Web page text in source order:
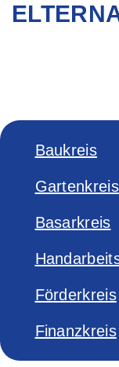
Baukreis
Gartenkreis
Basarkreis
Förderkreis
Finanzkreis